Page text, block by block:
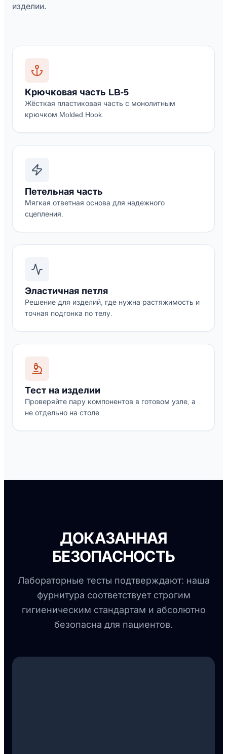
изделии.
Крючковая часть LB-5
Жёсткая пластиковая часть с монолитным
крючком Molded Hook.
Петельная часть
Мягкая ответная основа для надежного
сцепления.
Эластичная петля
Решение для изделий, где нужна растяжимость и
точная подгонка по телу.
Тест на изделии
Проверяйте пару компонентов в готовом узле, а
не отдельно на столе.
ДОКАЗАННАЯ
БЕЗОПАСНОСТЬ
Лабораторные тесты подтверждают: наша
фурнитура соответствует строгим
гигиеническим стандартам и абсолютно
безопасна для пациентов.